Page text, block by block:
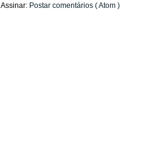
Assinar: Postar comentários ( Atom )